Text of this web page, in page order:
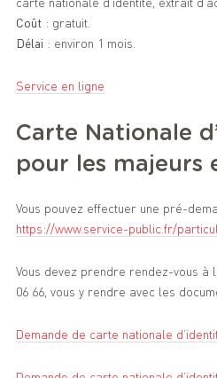
Coût: gratuit.
Délai : environ 1 mois.
Service en ligne
Carte Nationale
pour les majeurs
Vous pouvez effectuer une pré-
https://www.service-public.fr/
Vous devez prendre rendez-vous à
06 66, vous y rendre avec les
Demande de carte nationale